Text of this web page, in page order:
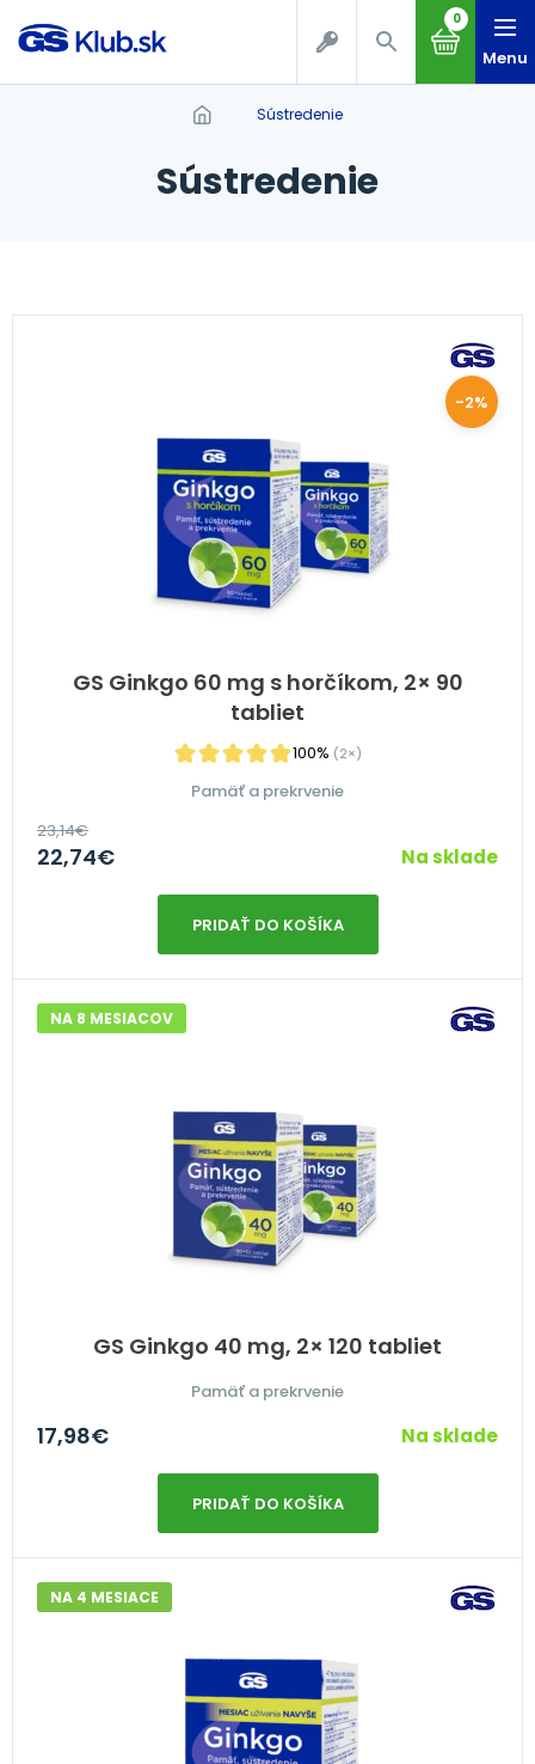
0
Menu
sústredenie
sústredenie
GS Ginkgo 60 mg s horčíkom, 2× 90
tabliet
100% (2×)
Pamäť a prekrvenie
-2%
23,14€
22,74€ Na sklade
PRIDAŤ DO KOŠÍKA
GS Ginkgo 40 mg, 2× 120 tabliet
NA 8 MESIACOV
Pamäť a prekrvenie
17,98€ Na sklade
PRIDAŤ DO KOŠÍKA
NA 4 MESIACE